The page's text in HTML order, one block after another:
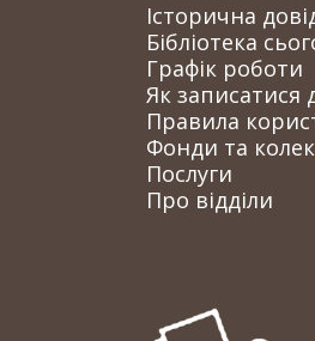
Історична
Бібліотека
Графік роботи
Як записатися
Правила
Фонди та
Послуги
Про відділи